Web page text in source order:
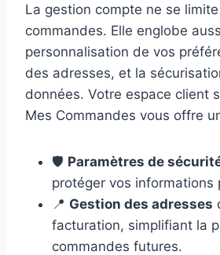
La gestion compte ne se
commandes. Elle englobe
personnalisation de vos
des adresses, et la
données. Votre espace client
Mes Commandes vous offre
🛡️ Paramètres de
protéger vos informations
📍 Gestion des adresses
facturation, simplifiant la
commandes futures.